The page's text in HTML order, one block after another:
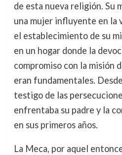
de esta nueva religión. Su
una mujer influyente en la
el establecimiento de su
en un hogar donde la
compromiso con la misión
eran fundamentales.
testigo de las
enfrentaba su padre y la
en sus primeros años.
La Meca, por aquel